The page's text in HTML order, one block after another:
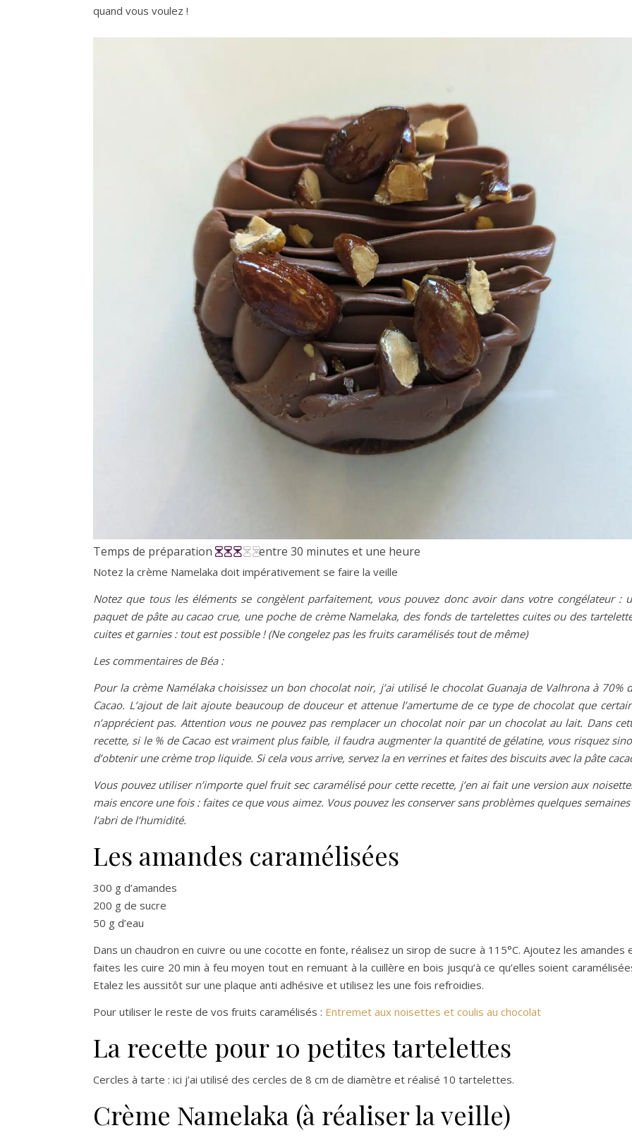
quand vous voulez !
Temps de préparation entre 30 minutes et une heure
Notez la crème Namelaka doit impérativement se faire la veille
Notez que tous les éléments se congèlent parfaitement, vous pouvez donc avoir dans votre congélateur :
paquet de pâte au cacao crue, une poche de crème Namelaka, des fonds de tartelettes cuites ou des
cuites et garnies : tout est possible ! (Ne congelez pas les fruits caramélisés tout de même)
Les commentaires de Béa :
Pour la crème Namélakachoisissez un bon chocolat noir, j’ai utilisé le chocolat Guanaja de Valhrona à 70%
Cacao. L’ajout de lait ajoute beaucoup de douceur et attenue l’amertume de ce type de chocolat que
n’apprécient pas. Attention vous ne pouvez pas remplacer un chocolat noir par un chocolat au lait. Dans
recette, si le % de Cacao est vraiment plus faible, il faudra augmenter la quantité de gélatine, vous risquez
d’obtenir une crème trop liquide. Si cela vous arrive, servez la en verrines et faites des biscuits avec la pâte
Vous pouvez utiliser n’importe quel fruit sec caramélisé pour cette recette, j’en ai fait une version aux
mais encore une fois : faites ce que vous aimez. Vous pouvez les conserver sans problèmes quelques semaines
l’abri de l’humidité.
Les amandes caramélisées
300 g d’amandes
200 g de sucre
50 g d’eau
Dans un chaudron en cuivre ou une cocotte en fonte, réalisez un sirop de sucre à 115°C. Ajoutez les amandes
faites les cuire 20 min à feu moyen tout en remuant à la cuillère en bois jusqu’à ce qu’elles soient
Etalez les aussitôt sur une plaque anti adhésive et utilisez les une fois refroidies.
Pour utiliser le reste de vos fruits caramélisés : Entremet aux noisettes et coulis au chocolat
La recette pour 10 petites tartelettes
Cercles à tarte : ici j’ai utilisé des cercles de 8 cm de diamètre et réalisé 10 tartelettes.
Crème Namelaka (à réaliser la veille)